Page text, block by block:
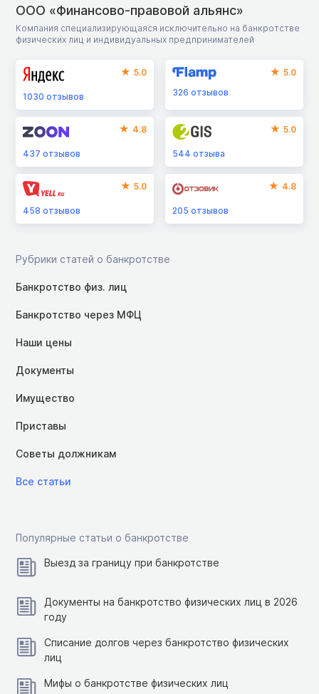
ООО «Финансово-правовой альянс»
Компания специализирующаяся исключительно на банкротстве
физических лиц и индивидуальных предпринимателей
5.0
1030 отзывов
5.0
326отзывов
4.8
437 отзывов
5.0
544отзыва
5.0
458 отзывов
4.8
205отзывов
Рубрики статей о банкротстве
Банкротство физ. лиц
Банкротство через МФЦ
Наши цены
Документы
Имущество
Приставы
Советы должникам
Все статьи
Популярные статьи о банкротстве
Выезд за границу при банкротстве
Документы на банкротство физических лиц в 2026
году
Списание долгов через банкротство физических
лиц
Мифы о банкротстве физических лиц